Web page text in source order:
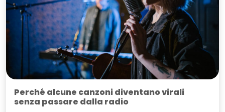
Perché alcune canzoni diventano virali
senza passare dalla radio